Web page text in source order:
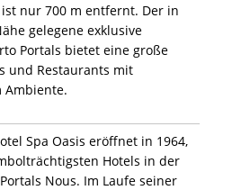
nur 700 m entfernt. Der in
gelegene exklusive
Portals bietet eine große
und Restaurants mit
Ambiente.
Spa Oasis eröffnet in 1964,
Hotels in der
Nous. Im Laufe seiner